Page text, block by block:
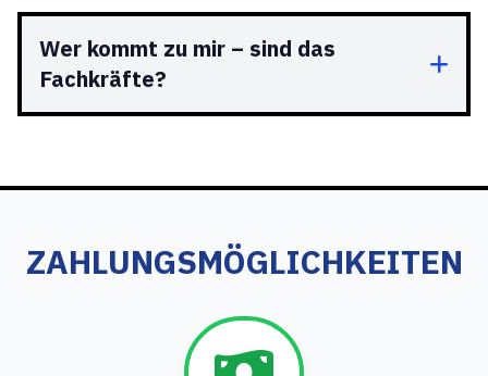
Wer kommt zu mir – sind das
Fachkräfte?
ZAHLUNGSMÖGLICHKEITEN